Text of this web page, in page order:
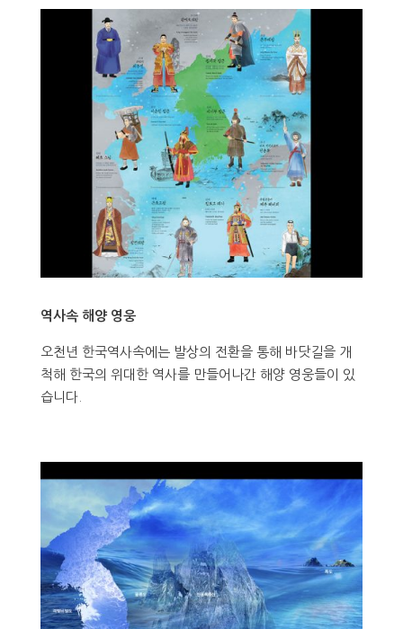
역사속 해양 영웅
오천년 한국역사속에는 발상의 전환을 통해 바닷길을 개
척해 한국의 위대한 역사를 만들어나간 해양 영웅들이 있
습니다.